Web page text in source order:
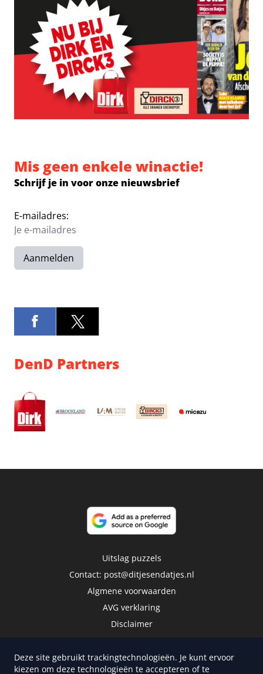
Mis geen enkele winactie!
Schrijf je in voor onze nieuwsbrief
E-mailadres:
Aanmelden
DenD Partners
Uitslag puzzels
Contact: post@ditjesendatjes.nl
Algmene voorwaarden
AVG verklaring
Disclaimer
Deze site gebruikt trackingtechnologieën. Je kunt ervoor
kiezen om deze technologieën te accepteren of te